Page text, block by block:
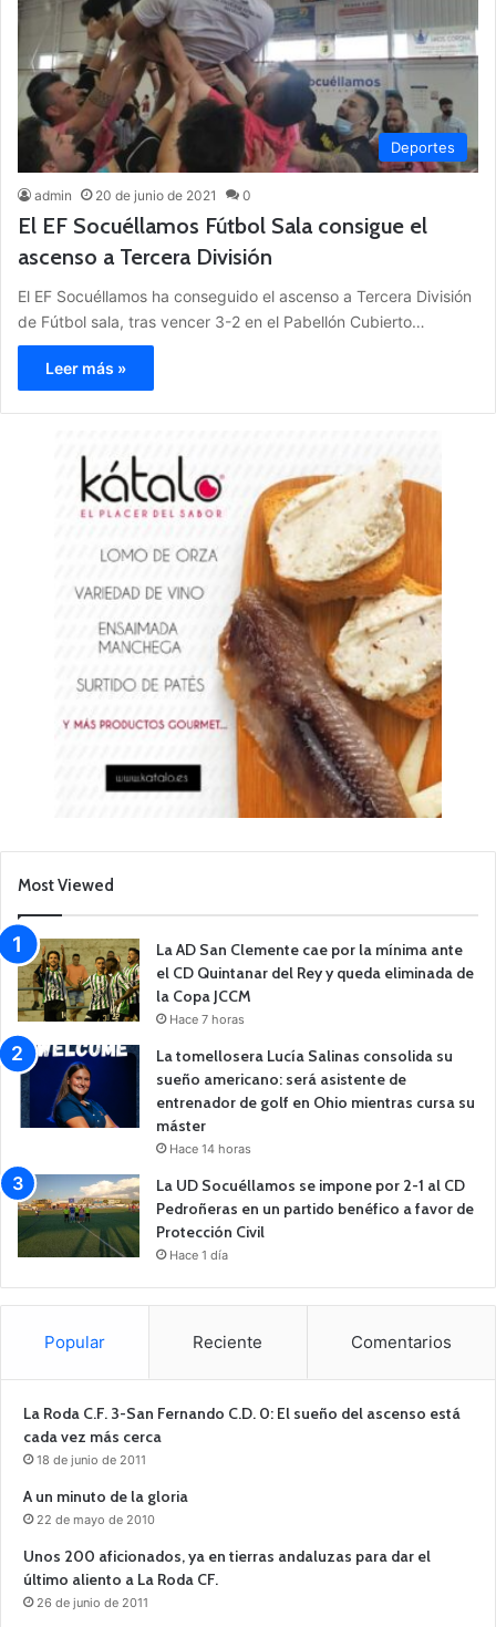
Deportes
admin 20 de junio de 2021 0
El EF Socuéllamos Fútbol Sala consigue el
ascenso a Tercera División
El EF Socuéllamos ha conseguido el ascenso a Tercera División
de Fútbol sala, tras vencer 3-2 en el Pabellón Cubierto…
Leer más »
Most Viewed
La AD San Clemente cae por la mínima ante
el CD Quintanar del Rey y queda eliminada de
la Copa JCCM
Hace 7 horas
La tomellosera Lucía Salinas consolida su
sueño americano: será asistente de
entrenador de golf en Ohio mientras cursa su
máster
Hace 14 horas
La UD Socuéllamos se impone por 2-1 al CD
Pedroñeras en un partido benéfico a favor de
Protección Civil
Hace 1 día
Popular Reciente Comentarios
La Roda C.F. 3-San Fernando C.D. 0: El sueño del ascenso está
cada vez más cerca
18 de junio de 2011
A un minuto de la gloria
22 de mayo de 2010
Unos 200 aficionados, ya en tierras andaluzas para dar el
último aliento a La Roda CF.
26 de junio de 2011